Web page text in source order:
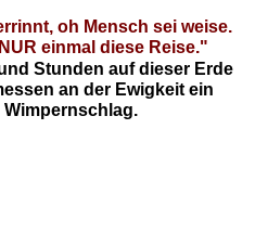
oh Mensch sei weise.
einmal diese Reise."
Stunden auf dieser Erde
an der Ewigkeit ein
Wimpernschlag.